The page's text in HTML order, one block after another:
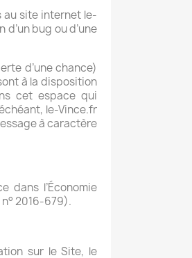
au site internet le-
bug ou d’une
d’une chance)
à la disposition
cet espace qui
le-Vince.fr
à caractère
dans l’Économie
2016-679).
sur le Site, le